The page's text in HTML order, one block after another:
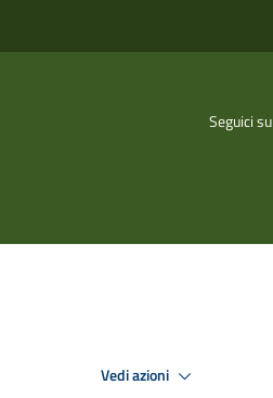
Seguici su
Vedi azioni